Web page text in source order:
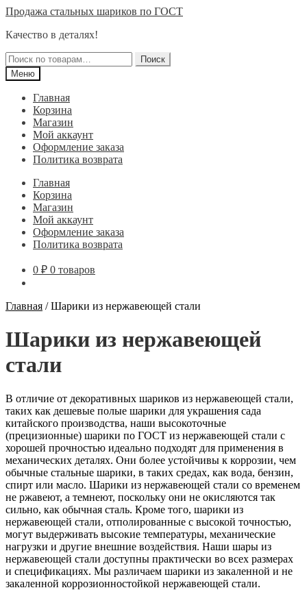
Перейти
навигации
Перейти
содержимому
Продажа стальных шариков по ГОСТ
Качество в деталях!
Искать:
Поиск
Меню
Главная
Корзина
Магазин
Мой аккаунт
Оформление заказа
Политика возврата
Главная
Корзина
Магазин
Мой аккаунт
Оформление заказа
Политика возврата
0 ₽ 0 товаров
Главная /Шарики из нержавеющей стали
Шарики из нержавеющей
стали
В отличие от декоративных шариков из нержавеющей стали,
таких как дешевые полые шарики для украшения сада
китайского производства, наши высокоточные
(прецизионные) шарики по ГОСТ из нержавеющей стали с
хорошей прочностью идеально подходят для применения в
механических деталях. Они более устойчивы к коррозии, чем
обычные стальные шарики, в таких средах, как вода, бензин,
спирт или масло. Шарики из нержавеющей стали со временем
не ржавеют, а темнеют, поскольку они не окисляются так
сильно, как обычная сталь. Кроме того, шарики из
нержавеющей стали, отполированные с высокой точностью,
могут выдерживать высокие температуры, механические
нагрузки и другие внешние воздействия. Наши шары из
нержавеющей стали доступны практически во всех размерах
и спецификациях. Мы различаем шарики из закаленной и не
закаленной коррозионностойкой нержавеющей стали.